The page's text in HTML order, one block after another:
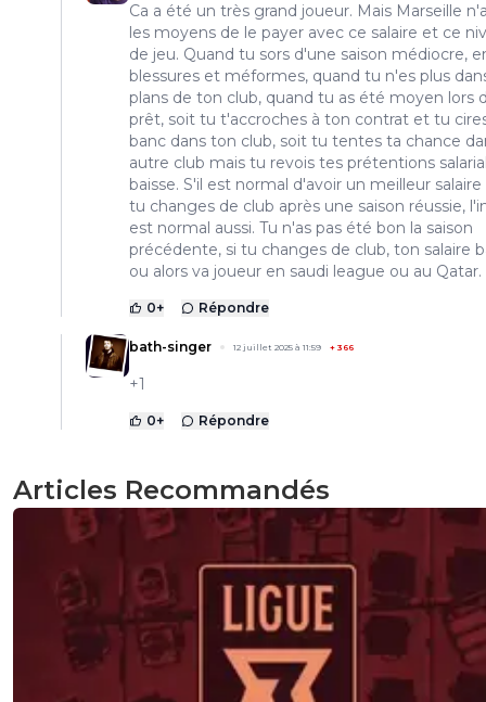
Ca a été un très grand joueur. Mais Marseille
les moyens de le payer avec ce salaire et ce
de jeu. Quand tu sors d'une saison médiocre,
blessures et méformes, quand tu n'es plus
plans de ton club, quand tu as été moyen lors
prêt, soit tu t'accroches à ton contrat et tu
banc dans ton club, soit tu tentes ta chance
autre club mais tu revois tes prétentions
baisse. S'il est normal d'avoir un meilleur
tu changes de club après une saison réussie,
est normal aussi. Tu n'as pas été bon la saison
précédente, si tu changes de club, ton salaire
ou alors va joueur en saudi league ou au Qatar.
0+ Répondre
bath-singer 12 juillet 2025 à 11:59 + 366
+1
0+ Répondre
Articles Recommandés